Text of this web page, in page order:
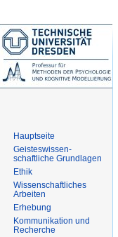
Hauptseite
Geisteswissen-
schaftliche Grundlagen
Ethik
Wissenschaftliches
Arbeiten
Erhebung
Kommunikation und
Recherche